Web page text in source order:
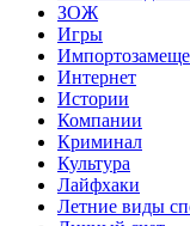
ЗОЖ
Игры
Интернет
Истории
Компании
Криминал
Культура
Лайфхаки
Летние виды